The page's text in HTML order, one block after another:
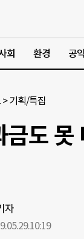
회 환경 공익
>기획/특집
금도 못
자
10:19